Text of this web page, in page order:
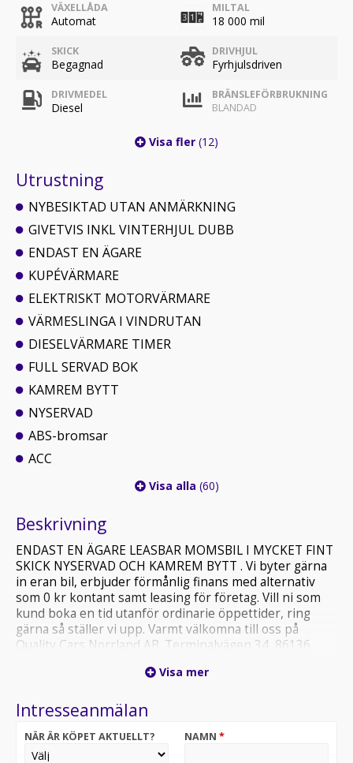
VÄXELLÅDA
Automat
MILTAL
18 000 mil
SKICK
Begagnad
DRIVHJUL
Fyrhjulsdriven
DRIVMEDEL
Diesel
BRÄNSLEFÖRBRUKNING
BLANDAD
Visa fler (12)
Utrustning
NYBESIKTAD UTAN ANMÄRKNING
GIVETVIS INKL VINTERHJUL DUBB
ENDAST EN ÄGARE
KUPÉVÄRMARE
ELEKTRISKT MOTORVÄRMARE
VÄRMESLINGA I VINDRUTAN
DIESELVÄRMARE TIMER
FULL SERVAD BOK
KAMREM BYTT
NYSERVAD
ABS-bromsar
ACC
Visa alla (60)
Beskrivning
ENDAST EN ÄGARE LEASBAR MOMSBIL I MYCKET FINT
SKICK NYSERVAD OCH KAMREM BYTT . Vi byter gärna
in eran bil, erbjuder förmånlig finans med alternativ
som 0 kr kontant samt leasing för företag. Vill ni som
kund boka en tid utanför ordinarie öppettider, ring
gärna så ställer vi upp. Varmt välkomna till oss på
Quality Cars Norrland AB. Terminalvägen 34, 86136
Visa mer
Intresseanmälan
NÄR ÄR KÖPET AKTUELLT? NAMN *